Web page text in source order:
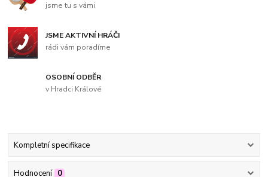
jsme tu s vámi
JSME AKTIVNÍ HRÁČI
rádi vám poradíme
OSOBNÍ ODBĚR
v Hradci Králové
Kompletní specifikace
Hodnocení 0